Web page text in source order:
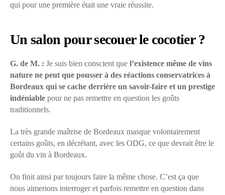
qui pour une première était une vraie réussite.
Un salon pour secouer le cocotier ?
G. de M. : Je suis bien conscient que l’existence même de vins
nature ne peut que pousser à des réactions conservatrices à
Bordeaux qui se cache derrière un savoir-faire et un prestige
indéniable pour ne pas remettre en question les goûts
traditionnels.
La très grande maîtrise de Bordeaux masque volontairement
certains goûts, en décrétant, avec les ODG, ce que devrait être le
goût du vin à Bordeaux.
On finit ainsi par toujours faire la même chose. C’est ça que
nous aimerions interroger et parfois remettre en question dans